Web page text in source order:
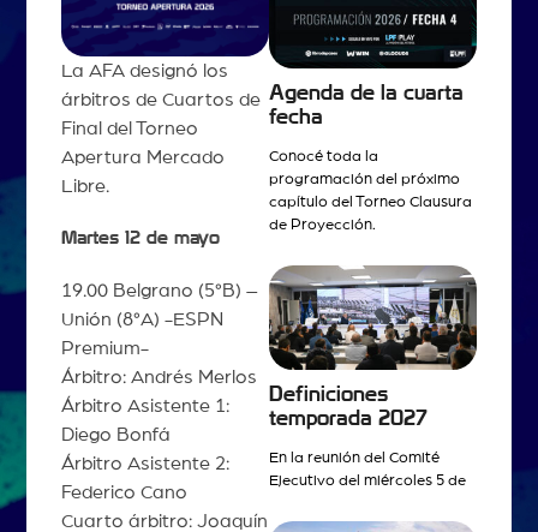
La AFA designó los
árbitros de Cuartos de
Final del Torneo
Apertura Mercado
Libre.
Martes 12 de mayo
19.00 Belgrano (5°B) –
Unión (8°A) -ESPN
Premium-
Árbitro: Andrés Merlos
Árbitro Asistente 1:
Diego Bonfá
Árbitro Asistente 2:
Federico Cano
Cuarto árbitro: Joaquín
Agenda de la cuarta
fecha
Conocé toda la
programación del próximo
capítulo del Torneo Clausura
de Proyección.
Definiciones
temporada 2027
En la reunión del Comité
Ejecutivo del miércoles 5 de